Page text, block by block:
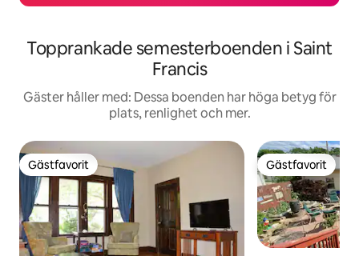
Topprankade semesterboenden i Saint
Francis
Gäster håller med: Dessa boenden har höga betyg för
plats, renlighet och mer.
Gästfavorit
Gästfavorit Gästfavorit
Gästfavorit